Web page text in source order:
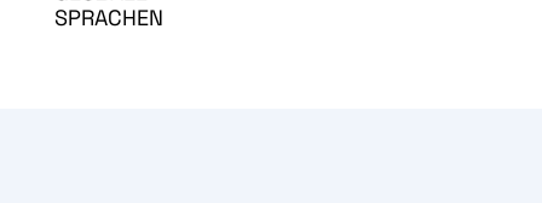
SPRACHEN